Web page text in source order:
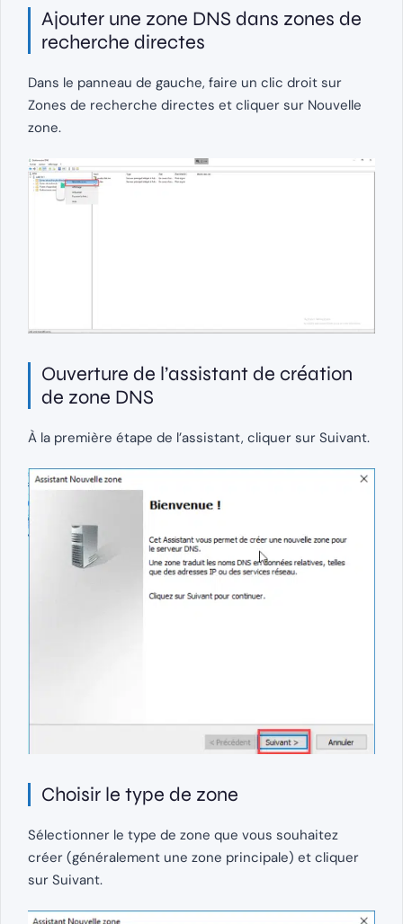
Ajouter une zone DNS dans zones de
recherche directes
Dans le panneau de gauche, faire un clic droit sur
Zones de recherche directes et cliquer sur Nouvelle
zone.
Ouverture de l’assistant de création
de zone DNS
À la première étape de l’assistant, cliquer sur Suivant.
Choisir le type de zone
Sélectionner le type de zone que vous souhaitez
créer (généralement une zone principale) et cliquer
sur Suivant.